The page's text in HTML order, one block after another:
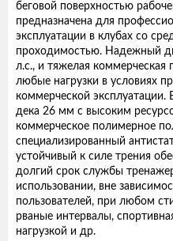
беговой поверхностью
предназначена для
эксплуатации в клубах со
проходимостью. Надежный
л.с., и тяжелая
любые нагрузки в условиях
коммерческой эксплуатации.
дека 26 мм с высоким
коммерческое полимерное
специализированный
устойчивый к силе трения
долгий срок службы
использовании, вне
пользователей, при любом
рваные интервалы,
нагрузкой и др.